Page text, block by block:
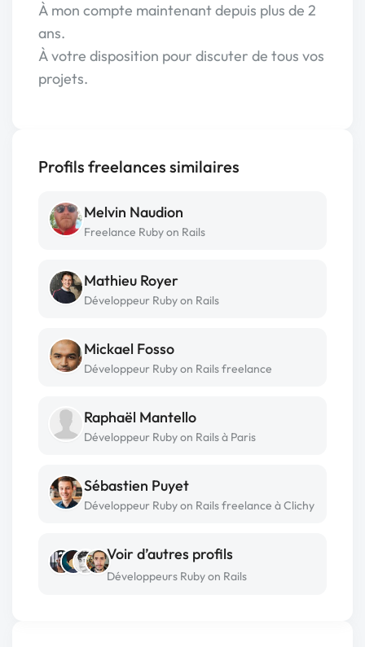
À mon compte maintenant depuis plus de 2
ans.
À votre disposition pour discuter de tous vos
projets.
Profils freelances similaires
Melvin Naudion
Freelance Ruby on Rails
Mathieu Royer
Développeur Ruby on Rails
Mickael Fosso
Développeur Ruby on Rails freelance
Raphaël Mantello
Développeur Ruby on Rails à Paris
Sébastien Puyet
Développeur Ruby on Rails freelance à Clichy
Voir d’autres profils
Développeurs Ruby on Rails